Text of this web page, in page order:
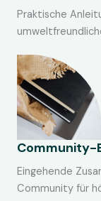
Praktische
Community-
Eingehende
Community für